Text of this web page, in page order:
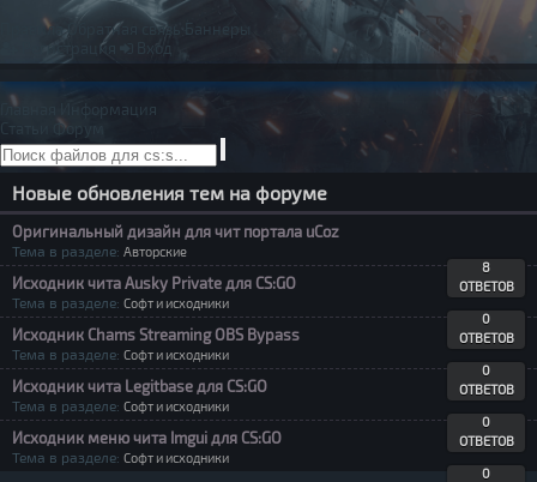
ПравилаОбратная связь
Баннеры
Регистрация
Вход
Главная
Информация
Статьи
Форум
Новые обновления тем на форуме
Оригинальный дизайн для чит портала uCoz
Тема в разделе: Авторские
8
ОТВЕТОВ
Исходник чита Ausky Private для CS:GO
Тема в разделе: Софт и исходники
0
ОТВЕТОВ
Исходник Chams Streaming OBS Bypass
Тема в разделе: Софт и исходники
0
ОТВЕТОВ
Исходник чита Legitbase для CS:GO
Тема в разделе: Софт и исходники
0
ОТВЕТОВ
Исходник меню чита Imgui для CS:GO
Тема в разделе: Софт и исходники
0